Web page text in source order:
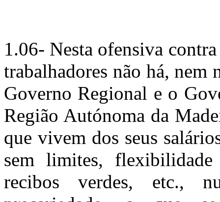
1.06- Nesta ofensiva
trabalhadores não há, nem
Governo Regional e o
Região Autónoma da
que vivem dos seus
sem limites,
recibos verdes, etc.,